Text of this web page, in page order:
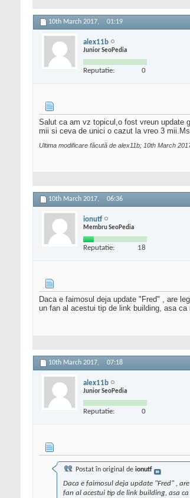
10th March 2017, 01:19
alex11b
Junior SeoPedia
Reputatie: 0
Salut ca am vz topicul,o fost vreun update
mii si ceva de unici o cazut la vreo 3
Ultima modificare făcută de alex11b; 10th March
10th March 2017, 06:36
ionutf
Membru SeoPedia
Reputatie: 18
Daca e faimosul deja update "Fred" , are
un fan al acestui tip de link building, asa
10th March 2017, 07:18
alex11b
Junior SeoPedia
Reputatie: 0
Postat în original de ionutf
Daca e faimosul deja update "Fred" ,
fan al acestui tip de link building, asa